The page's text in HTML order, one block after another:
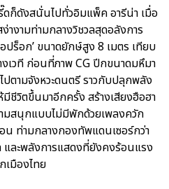
ก็ดังสนั่นไปทั่วอิมแพ็ค อารีน่า เมื่อ
างามท่ามกลางวิชวลสุดอลังการ
ร็อก’ ขนาดยักษ์สูง 8 เมตร เทียบ
เวที ก่อนที่ภาพ CG ปีกขนาดมหึมา
ปตามจังหวะดนตรี ราวกับปลุกพลัง
ชีวิตขึ้นมาอีกครั้ง สร้างเสียงฮือฮา
สนุกแบบไม่มีพักด้วยเพลงควัก
น ท่ามกลางกองทัพแดนเซอร์กว่า
และพลังการแสดงที่ยังคงร้อนแรง
มืองไทย